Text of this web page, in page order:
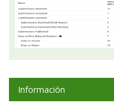
Información